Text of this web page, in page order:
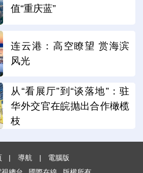
值“重庆蓝”
连云港：高空瞭望 赏海滨
风光
从“看展厅”到“谈落地”：驻
华外交官在皖抛出合作橄榄
枝
| 導航 |
電腦版